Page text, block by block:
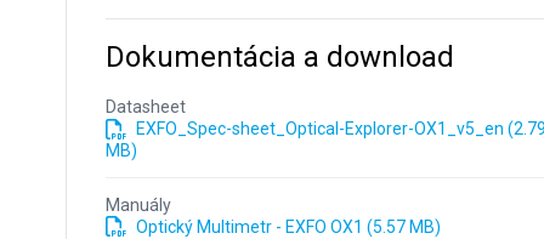
Dokumentácia a download
Datasheet
EXFO_Spec-sheet_Optical-Explorer-OX1_v5_en
MB)
Manuály
Optický Multimetr - EXFO OX1 (5.57 MB)